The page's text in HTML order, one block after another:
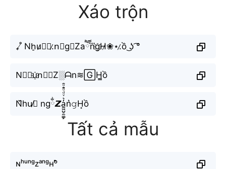
Xáo trộn
₊˚̸ Nh̠u̷❀⋆.̷n⃘g∿Zaཽn⃜g҈H̷❀⋆.̷ồ ͜ʖ ͡°
N⃟🅗u҈n⃣🇬Z░ᗩn≋🄶H̳ồ
N᷈hu̸⃕ ngྂ𝙕a̼͖̺̠̰͇̙̓͛ͮͩͦ̎ͦ̑ͅn͛𝚐H͙ồ
Tất cả mẫu
ɴʰᵘⁿᵍᴢᵃⁿᵍʜᵒ̂̀